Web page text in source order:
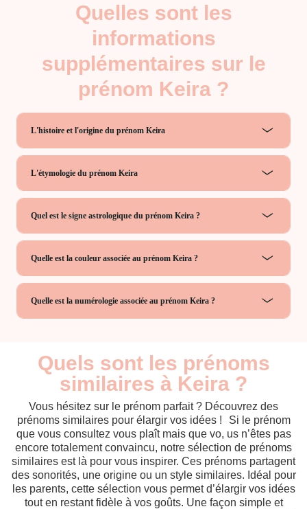
Quelles sont les
informations
supplémentaires sur le
prénom Keira ?
L'histoire et l'origine du prénom Keira
L'étymologie du prénom Keira
Quel est le signe astrologique du prénom Keira ?
Quelle est la couleur associée au prénom Keira ?
Quelle est la numérologie associée au prénom Keira ?
Quels sont les prénoms
similaires à Keira ?
Vous hésitez sur le prénom parfait ? Découvrez des
prénoms similaires pour élargir vos idées ! Si le prénom
que vous consultez vous plaît mais que vo, us n’êtes pas
encore totalement convaincu, notre sélection de prénoms
similaires est là pour vous inspirer. Ces prénoms partagent
des sonorités, une origine ou un style similaires. Idéal pour
les parents, cette sélection vous permet d’élargir vos idées
tout en restant fidèle à vos goûts. Une façon simple et